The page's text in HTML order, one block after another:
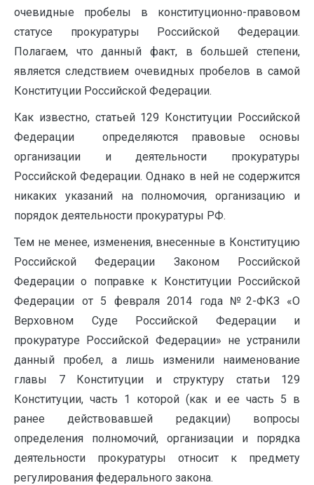
очевидные пробелы в конституционно-правовом
статусе прокуратуры Российской Федерации.
Полагаем, что данный факт, в большей степени,
является следствием очевидных пробелов в самой
Конституции Российской Федерации.
Как известно, статьей 129 Конституции Российской
Федерации определяются правовые основы
организации и деятельности прокуратуры
Российской Федерации. Однако в ней не содержится
никаких указаний на полномочия, организацию и
порядок деятельности прокуратуры РФ.
Тем не менее, изменения, внесенные в Конституцию
Российской Федерации Законом Российской
Федерации о поправке к Конституции Российской
Федерации от 5 февраля 2014 года №2-ФКЗ «О
Верховном Суде Российской Федерации и
прокуратуре Российской Федерации» не устранили
данный пробел, а лишь изменили наименование
главы 7 Конституции и структуру статьи 129
Конституции, часть 1 которой (как и ее часть 5 в
ранее действовавшей редакции) вопросы
определения полномочий, организации и порядка
деятельности прокуратуры относит к предмету
регулирования федерального закона.